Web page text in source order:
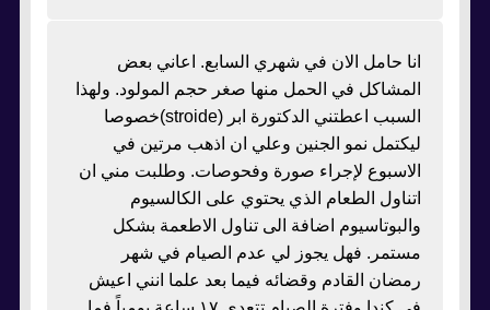
انا حامل الان في شهري السابع. اعاني بعض
المشاكل في الحمل منها صغر حجم المولود. ولهذا
السبب اعطتني الدكتورة ابر (stroide)خصوصا
ليكتمل نمو الجنين وعلي ان اذهب مرتين في
الاسبوع لإجراء صورة وفحوصات. وطلبت مني ان
اتناول الطعام الذي يحتوي على الكالسيوم
والبوتاسيوم اضافة الى تناول الاطعمة بشكل
مستمر. فهل يجوز لي عدم الصيام في شهر
رمضان القادم وقضائه فيما بعد علما انني اعيش